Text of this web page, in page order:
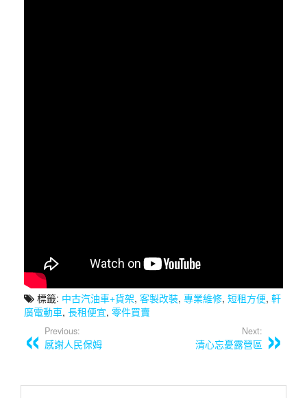
標籤: 中古汽油車+貨架, 客製改裝, 專業維修, 短租方便, 軒
廣電動車, 長租便宜, 零件買賣
Previous:
感謝人民保姆
Next:
清心忘憂露營區